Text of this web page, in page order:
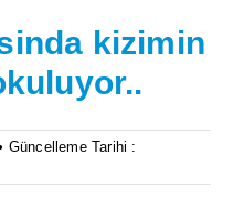
kizimin
Güncelleme Tarihi :